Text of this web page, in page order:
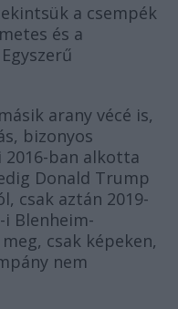
a csempék
és a
arany vécé is,
bizonyos
2016-ban alkotta
Donald Trump
csak aztán 2019-
Blenheim-
csak képeken,
nem